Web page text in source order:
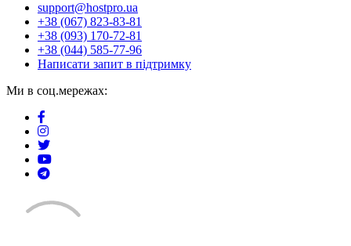
support@hostpro.ua
+38 (067) 823-83-81
+38 (093) 170-72-81
+38 (044) 585-77-96
Написати запит в підтримку
Ми в соц.мережах: